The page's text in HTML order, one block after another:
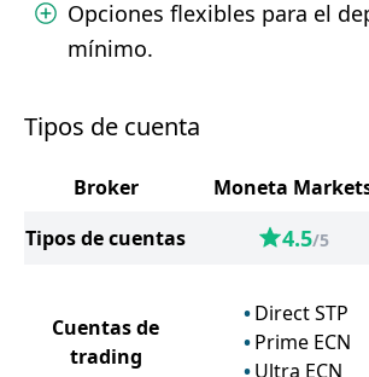
Opciones flexibles para el
mínimo.
Tipos de cuenta
Broker Moneta
Tipos de cuentas
4.5/5
Cuentas de
trading
Direct STP
Prime ECN
Ultra ECN